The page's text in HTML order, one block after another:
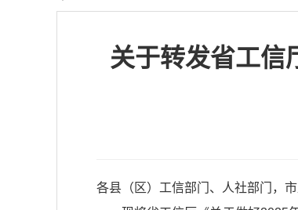
关于转发省工信
各县（区）工信部门、人社部门，市